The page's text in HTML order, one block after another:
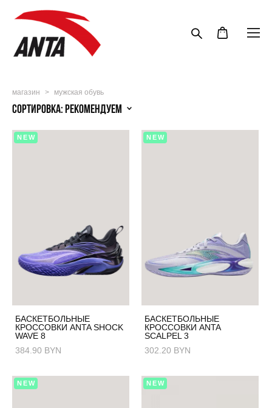
магазин > мужская обувь
Сортировка:рекомендуем
NEW
БАСКЕТБОЛЬНЫЕ
КРОССОВКИ ANTA SHOCK
WAVE 8
384.90 BYN
NEW
БАСКЕТБОЛЬНЫЕ
КРОССОВКИ ANTA
SCALPEL 3
302.20 BYN
NEW NEW